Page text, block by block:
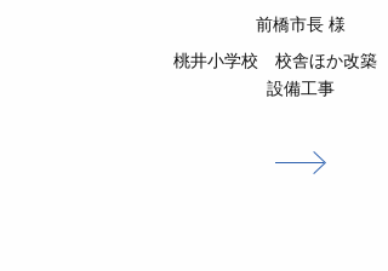
前橋市長 様
桃井小学校 校舎ほか改
設備工事